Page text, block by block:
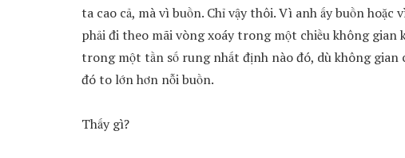
ta cao cả, mà vì buồn. Chỉ vậy thôi. Vì anh ấy buồn
phải đi theo mãi vòng xoáy trong một chiều không
trong một tần số rung nhất định nào đó, dù không
đó to lớn hơn nỗi buồn.
Thấy gì?